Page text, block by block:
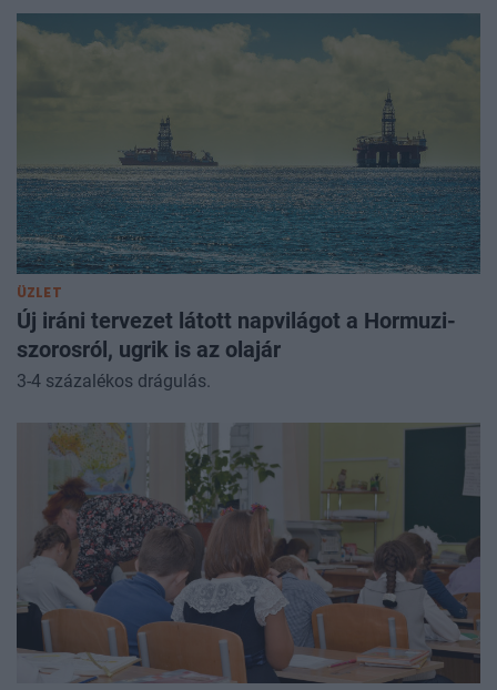
ÜZLET
Új iráni tervezet látott napvilágot a Hormuzi-
szorosról, ugrik is az olajár
3-4 százalékos drágulás.